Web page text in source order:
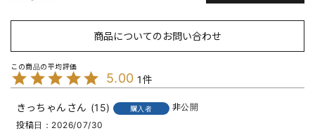
商品についてのお問い合わせ
5.00 1
きっちゃん 15 購入者
非公開
投稿日
2026/07/30